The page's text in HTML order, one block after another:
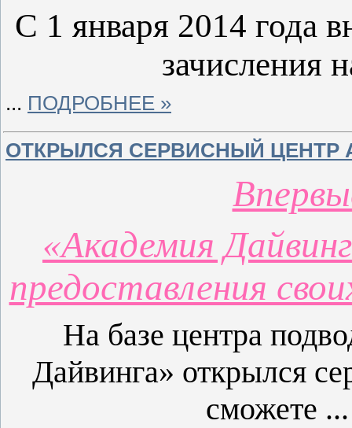
С 1 января 2014 года
зачисления
... ПОДРОБНЕЕ »
ОТКРЫЛСЯ СЕРВИСНЫЙ ЦЕНТР
«Академия
предоставления
На базе центра
Дайвинга» открылся
сможете